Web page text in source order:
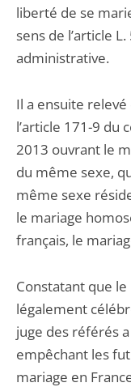
liberté de se
sens de l’article
administrative.
Il a ensuite
l’article 171-9 du
2013 ouvrant le
du même sexe,
même sexe
le mariage
français, le
Constatant que
légalement
juge des référés
empêchant les
mariage en